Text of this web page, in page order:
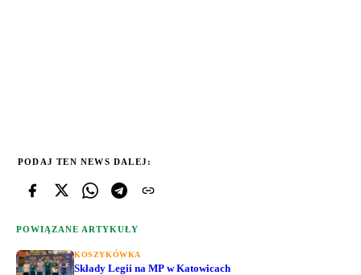
PODAJ TEN NEWS DALEJ:
POWIĄZANE ARTYKUŁY
KOSZYKÓWKA
Składy Legii na MP w Katowicach